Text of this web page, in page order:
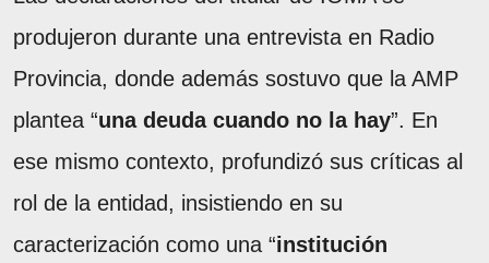
produjeron durante una entrevista en Radio
Provincia, donde además sostuvo que la AMP
plantea “una deuda cuando no la hay”. En
ese mismo contexto, profundizó sus críticas al
rol de la entidad, insistiendo en su
caracterización como una “institución